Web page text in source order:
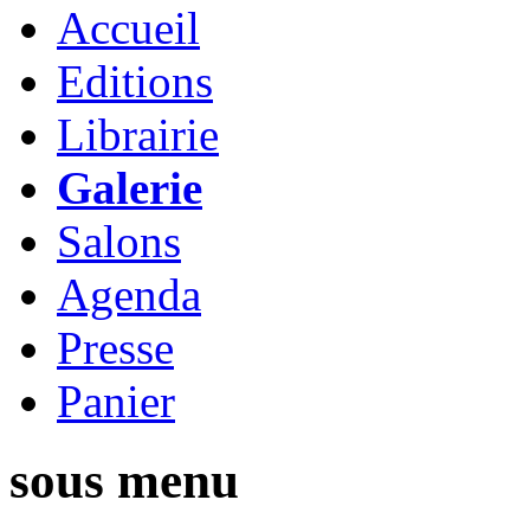
Accueil
Editions
Librairie
Galerie
Salons
Agenda
Presse
Panier
sous menu